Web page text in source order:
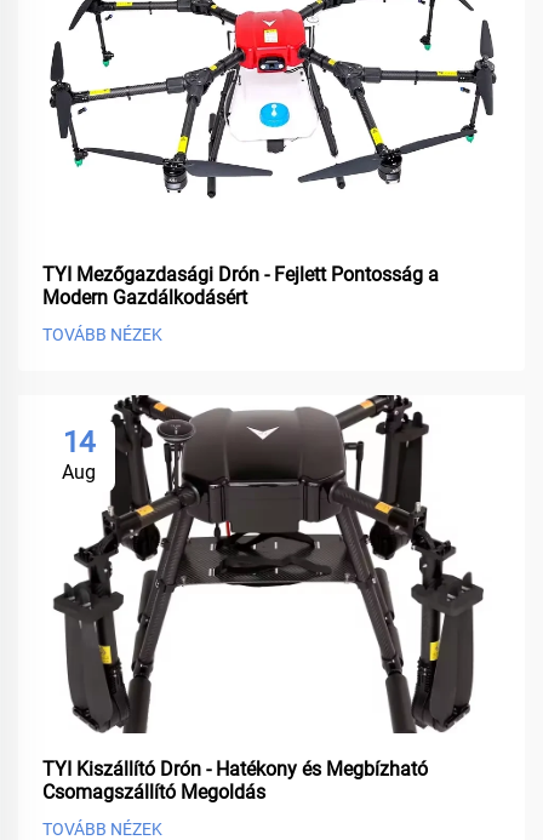
TYI Mezőgazdasági Drón - Fejlett Pontosság a
Modern Gazdálkodásért
TOVÁBB NÉZEK
14
Aug
TYI Kiszállító Drón - Hatékony és Megbízható
Csomagszállító Megoldás
TOVÁBB NÉZEK